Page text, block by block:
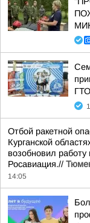
Отбой ракетной
Курганской
возобновил
Росавиация.//
14:05